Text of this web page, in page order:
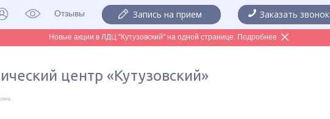
Новые акции в ЛДЦ "Кутузовский" на одной странице. Подробнее
Заказать звонок
Запись на прием
Отзывы
центр «Кутузовский»